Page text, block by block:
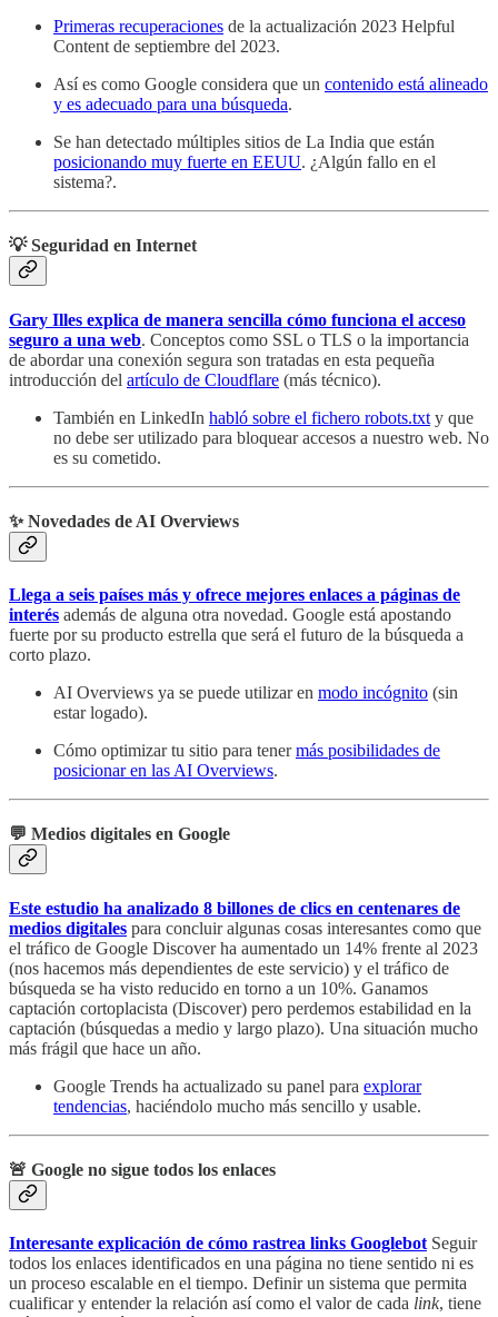
Primeras recuperaciones de la actualización 2023 Helpful
Content de septiembre del 2023.
Así es como Google considera que un contenido está alineado
y es adecuado para una búsqueda.
Se han detectado múltiples sitios de La India que están
posicionando muy fuerte en EEUU. ¿Algún fallo en el
sistema?.
💡 Seguridad en Internet
Gary Illes explica de manera sencilla cómo funciona el acceso
seguro a una web. Conceptos como SSL o TLS o la importancia
de abordar una conexión segura son tratadas en esta pequeña
introducción del artículo de Cloudflare (más técnico).
También en LinkedIn habló sobre el fichero robots.txt y que
no debe ser utilizado para bloquear accesos a nuestro web. No
es su cometido.
✨ Novedades de AI Overviews
Llega a seis países más y ofrece mejores enlaces a páginas de
interés además de alguna otra novedad. Google está apostando
fuerte por su producto estrella que será el futuro de la búsqueda a
corto plazo.
AI Overviews ya se puede utilizar en modo incógnito (sin
estar logado).
Cómo optimizar tu sitio para tenermás posibilidades de
posicionar en las AI Overviews.
💬 Medios digitales en Google
Este estudio ha analizado 8 billones de clics en centenares de
medios digitales para concluir algunas cosas interesantes como que
el tráfico de Google Discover ha aumentado un 14% frente al 2023
(nos hacemos más dependientes de este servicio) y el tráfico de
búsqueda se ha visto reducido en torno a un 10%. Ganamos
captación cortoplacista (Discover) pero perdemos estabilidad en la
captación (búsquedas a medio y largo plazo). Una situación mucho
más frágil que hace un año.
Google Trends ha actualizado su panel para explorar
tendencias, haciéndolo mucho más sencillo y usable.
🚨 Google no sigue todos los enlaces
Interesante explicación de cómo rastrea links Googlebot Seguir
todos los enlaces identificados en una página no tiene sentido ni es
un proceso escalable en el tiempo. Definir un sistema que permita
cualificar y entender la relación así como el valor de cada link, tiene